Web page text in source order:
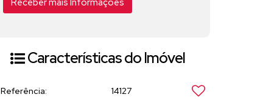
Características do Imóvel
Referência:
14127